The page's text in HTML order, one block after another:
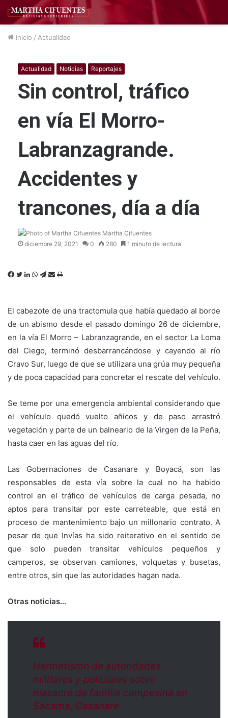
Inicio / Actualidad
Actualidad Noticias Reportajes
Sin control, tráfico
en vía El Morro-
Labranzagrande.
Accidentes y
trancones, día a día
Martha Cifuentes
diciembre 29, 2021
0 280 1 minuto de lectura
Facebook
Twitter
LinkedIn
WhatsApp
Telegram
Compartir
electrónico
Imprimir
El cabezote de una tractomula que había quedado al borde
de un abismo desde el pasado domingo 26 de diciembre,
en la vía El Morro – Labranzagrande, en el sector La Loma
del Ciego, terminó desbarrancándose y cayendo al río
Cravo Sur, luego de que se utilizara una grúa muy pequeña
y de poca capacidad para concretar el rescate del vehículo.
Se teme por una emergencia ambiental considerando que
el vehículo quedó vuelto añicos y de paso arrastró
vegetación y parte de un balneario de la Virgen de la Peña,
hasta caer en las aguas del río.
Las Gobernaciones de Casanare y Boyacá, son las
responsables de esta vía sobre la cual no ha habido
control en el tráfico de vehículos de carga pesada, no
aptos para transitar por este carreteable, que está en
proceso de mantenimiento bajo un millonario contrato. A
pesar de que Invías ha sido reiterativo en el sentido de
que solo pueden transitar vehículos pequeños y
camperos, se observan camiones, volquetas y busetas,
entre otros, sin que las autoridades hagan nada.
Otras noticias…
Hermetismo de autoridades
militares y policiales sobre
masacre de familia campesina en
Sácama, Casanare